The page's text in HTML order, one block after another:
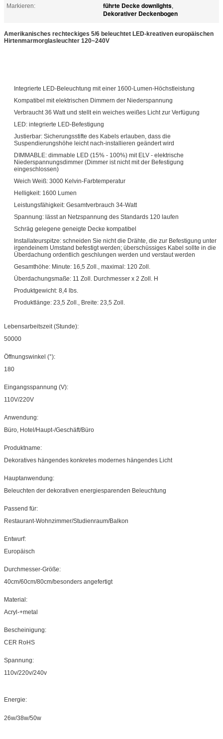
Markieren:
führte Decke downlights,
Dekorativer Deckenbogen
Amerikanisches rechteckiges 5/6 beleuchtet LED-kreativen europäischen
Hirtenmarmorglasleuchter 120~240V
Integrierte LED-Beleuchtung mit einer 1600-Lumen-Höchstleistung
Kompatibel mit elektrischen Dimmern der Niederspannung
Verbraucht 36 Watt und stellt ein weiches weißes Licht zur Verfügung
LED: integrierte LED-Befestigung
Justierbar: Sicherungsstifte des Kabels erlauben, dass die
Suspendierungshöhe leicht nach-installieren geändert wird
DIMMABLE: dimmable LED (15% - 100%) mit ELV - elektrische
Niederspannungsdimmer (Dimmer ist nicht mit der Befestigung
eingeschlossen)
Weich Weiß: 3000 Kelvin-Farbtemperatur
Helligkeit: 1600 Lumen
Leistungsfähigkeit: Gesamtverbrauch 34-Watt
Spannung: lässt an Netzspannung des Standards 120 laufen
Schräg gelegene geneigte Decke kompatibel
Installateurspitze: schneiden Sie nicht die Drähte, die zur Befestigung unter
irgendeinem Umstand befestigt werden; überschüssiges Kabel sollte in die
Überdachung ordentlich geschlungen werden und verstaut werden
Gesamthöhe: Minute: 16,5 Zoll., maximal: 120 Zoll.
Überdachungsmaße: 11 Zoll. Durchmesser x 2 Zoll. H
Produktgewicht: 8,4 lbs.
Produktlänge: 23,5 Zoll., Breite: 23,5 Zoll.
Lebensarbeitszeit (Stunde):
50000
Öffnungswinkel (°):
180
Eingangsspannung (V):
110V/220V
Anwendung:
Büro, Hotel/Haupt-/Geschäft/Büro
Produktname:
Dekoratives hängendes konkretes modernes hängendes Licht
Hauptanwendung:
Beleuchten der dekorativen energiesparenden Beleuchtung
Passend für:
Restaurant-Wohnzimmer/Studienraum/Balkon
Entwurf:
Europäisch
Durchmesser-Größe:
40cm/60cm/80cm/besonders angefertigt
Material:
Acryl-+metal
Bescheinigung:
CER RoHS
Spannung:
110v/220v/240v
Energie:
26w/38w/50w